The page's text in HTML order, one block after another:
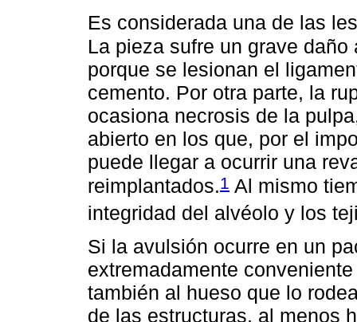
Es considerada una de las
La pieza sufre un grave
porque se lesionan el
cemento. Por otra parte, la
ocasiona necrosis de la
abierto en los que, por el
puede llegar a ocurrir una
reimplantados.1 Al mismo
integridad del alvéolo y los
Si la avulsión ocurre en un
extremadamente
también al hueso que lo
de las estructuras, al menos